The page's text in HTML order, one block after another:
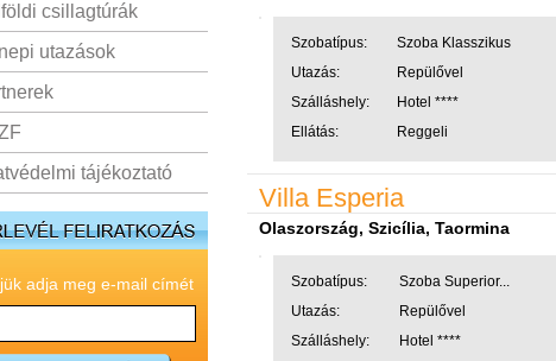
csillagtúrák
utazások
tájékoztató
adja meg e-mail címét
Szobatípus:
Szoba Klasszikus
Utazás:
Repülővel
Szálláshely:
Hotel ****
Ellátás:
Reggeli
Villa Esperia
Olaszország, Szicília, Taormina
Szobatípus:
Szoba Superior...
Utazás:
Repülővel
Szálláshely:
Hotel ****